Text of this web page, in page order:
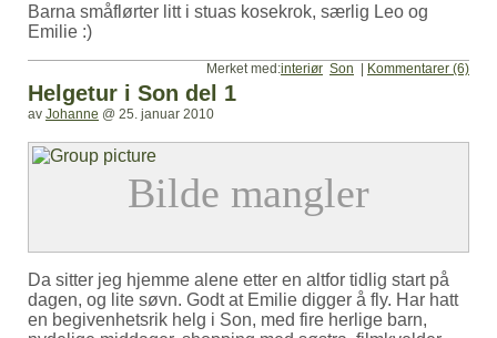
Barna småflørter litt i stuas kosekrok, særlig Leo og
Emilie :)
Merket med:interiør Son | Kommentarer (6)
Helgetur i Son del 1
av Johanne @ 25. januar 2010
Da sitter jeg hjemme alene etter en altfor tidlig start på
dagen, og lite søvn. Godt at Emilie digger å fly. Har hatt
en begivenhetsrik helg i Son, med fire herlige barn,